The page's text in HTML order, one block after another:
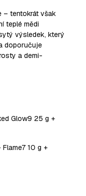
– tentokrát však
teplé mědi
výsledek, který
doporučuje
a demi-
Glow9 25 g +
10 g +